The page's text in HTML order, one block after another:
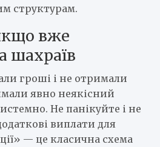
структурам.
вже
шахраїв
гроші і не отримали
явно неякісний
Не панікуйте і не
виплати для
— це класична схема